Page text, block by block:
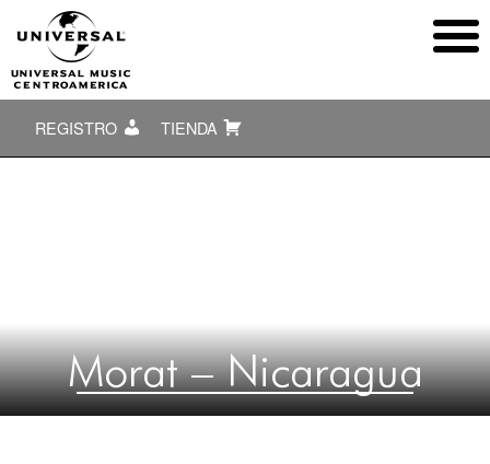
REGISTRO TIENDA
Morat – Nicaragua